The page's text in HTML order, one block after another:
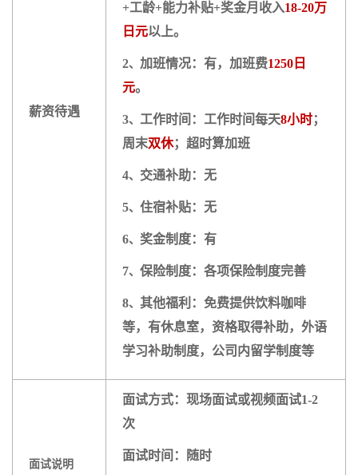
薪资待遇
+工龄+能力补贴+奖金月收入18-20万
日元以上。
2、 加班情况：有，加班费1250日
元。
3、 工作时间：工作时间每天8小时；
周末双休；超时算加班
4、 交通补助：无
5、 住宿补贴：无
6、 奖金制度：有
7、 保险制度：各项保险制度完善
8、 其他福利：免费提供饮料咖啡
等，有休息室，资格取得补助，外语
学习补助制度，公司内留学制度等
面试说明
面试方式：现场面试或视频面试1-2
次
面试时间：随时